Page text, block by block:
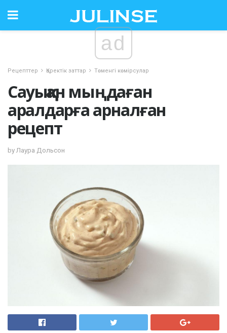
ad
Рецепттер Қоректік заттар Төменгі көмірсулар
Сауыққан мыңдаған
аралдарға арналған
рецепт
by Лаура Дольсон